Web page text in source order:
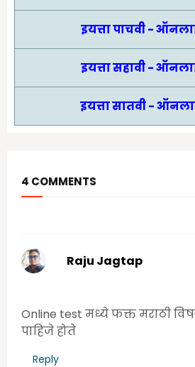
इयत्ता पाचवी -
इयत्ता सहावी -
इयत्ता सातवी -
4 COMMENTS
Raju Jagtap
Online test मध्ये फक्त मराठी
पाहिजे होते
Reply